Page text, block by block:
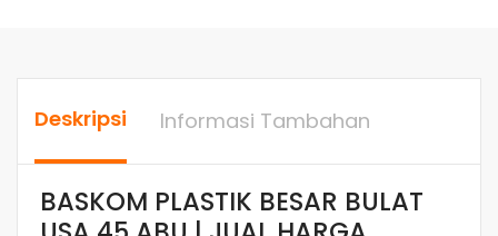
Deskripsi Informasi Tambahan
BASKOM PLASTIK BESAR BULAT